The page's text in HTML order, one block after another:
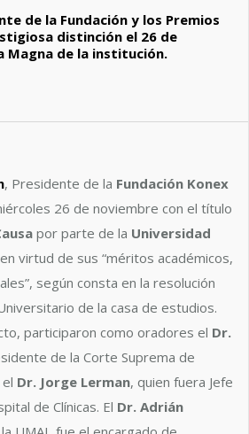
de la Fundación y los Premios
distinción el 26 de
Magna de la institución.
, Presidente de la Fundación Konex
26 de noviembre con el título
por parte de la Universidad
en virtud de sus “méritos académicos,
según consta en la resolución
de la casa de estudios.
participaron como oradores el Dr.
de la Corte Suprema de
Dr. Jorge Lerman, quien fuera Jefe
de Clínicas. El Dr. Adrián